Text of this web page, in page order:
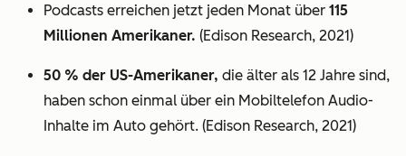
Podcasts erreichen jetzt jeden Monat über 115
Millionen Amerikaner. (Edison Research, 2021)
50 % der US-Amerikaner, die älter als 12 Jahre sind,
haben schon einmal über ein Mobiltelefon Audio-
Inhalte im Auto gehört. (Edison Research, 2021)